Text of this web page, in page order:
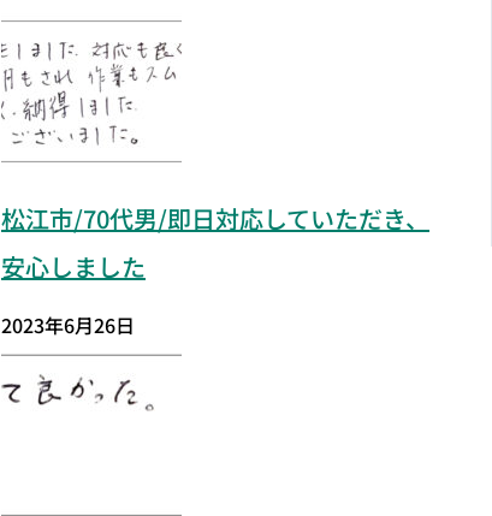
松江市/70代男/即日対応していただき、
安心しました
2023年6月26日